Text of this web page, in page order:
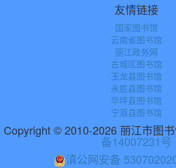
友情链接
国家图书馆
云南省图书馆
丽江政务网
古城区图书馆
玉龙县图书馆
永胜县图书馆
华坪县图书馆
宁蒗县图书馆
Copyright © 2010-2026 丽江市图书
备14007231号
滇公网安备